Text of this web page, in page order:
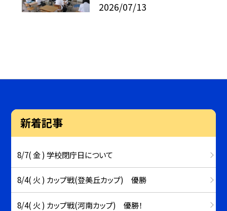
2026/07/13
新着記事
8/7( 金 ) 学校閉庁日について
8/4( 火 ) カップ戦(登美丘カップ) 優勝
8/4( 火 ) カップ戦(河南カップ) 優勝！